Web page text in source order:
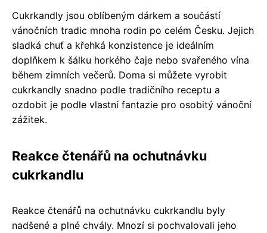
Cukrkandly jsou oblíbeným dárkem a součástí
vánočních tradic mnoha rodin po celém Česku. Jejich
sladká chuť a křehká konzistence je ideálním
doplňkem k šálku horkého čaje nebo svařeného vína
během zimních večerů. Doma si můžete vyrobit
cukrkandly snadno podle tradičního receptu a
ozdobit je podle vlastní fantazie pro osobitý vánoční
zážitek.
Reakce čtenářů na ochutnávku
cukrkandlu
Reakce čtenářů na ochutnávku cukrkandlu byly
nadšené a plné chvály. Mnozí si pochvalovali jeho